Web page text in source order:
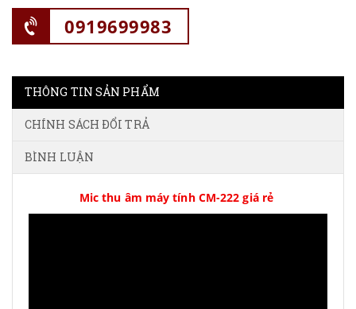
0919699983
THÔNG TIN SẢN PHẨM
CHÍNH SÁCH ĐỔI TRẢ
BÌNH LUẬN
Mic thu âm máy tính CM-222 giá rẻ